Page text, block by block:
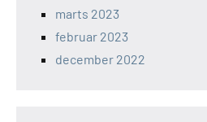
marts 2023
februar 2023
december 2022